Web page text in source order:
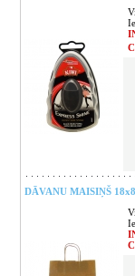
DĀVANU MAISIŅŠ